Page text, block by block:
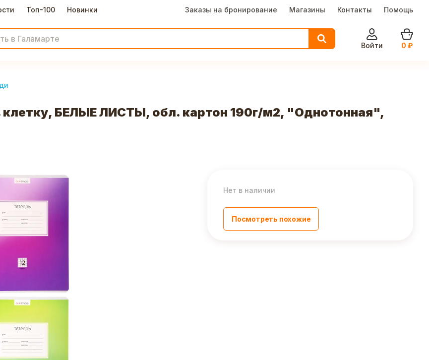
Топ-100 Новинки Заказы на бронирование Магазины Контакты Помощь
Войти
0 ₽
клетку, БЕЛЫЕ ЛИСТЫ, обл. картон 190г/м2, "Однотонная",
Нет в наличии
Посмотреть похожие